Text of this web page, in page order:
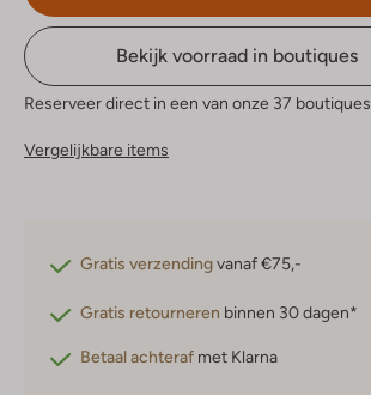
Bekijk voorraad in boutiques
Reserveer direct in een van onze 37 boutiques
Vergelijkbare items
Gratis verzendingvanaf €75,-
Gratis retourneren binnen 30 dagen*
Betaal achteraf met Klarna